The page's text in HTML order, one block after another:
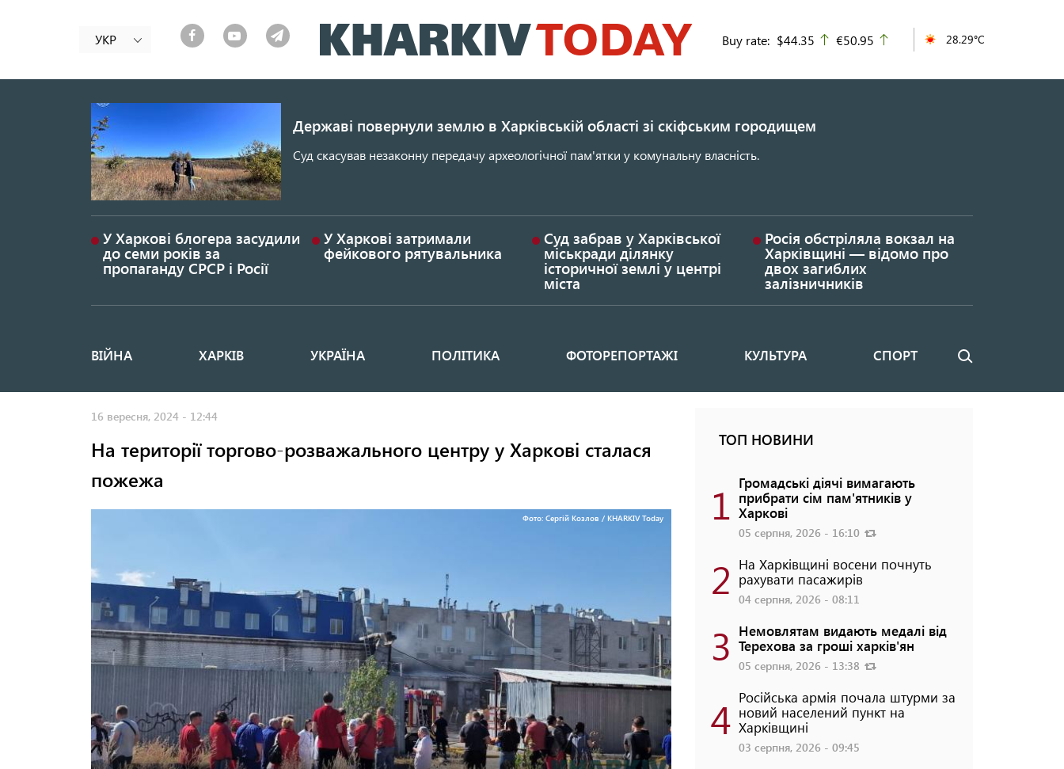
до
основного
УКР Buy rate: $44.35 up
€50.95 28.29°C
Державі повернули землю в Харківській області зі скіфським городищем
Суд скасував незаконну передачу археологічної пам'ятки у комунальну власність.
У Харкові блогера засудили
до семи років за
пропаганду СРСР і Росії
У Харкові затримали
фейкового рятувальника
Суд забрав у Харківської
міськради ділянку
історичної землі у центрі
міста
Росія обстріляла вокзал на
Харківщині — відомо про
двох загиблих
залізничників
Основная
ВІЙНА ХАРКІВ УКРАЇНА ПОЛІТИКА ФОТОРЕПОРТАЖІ КУЛЬТУРА СПОРТ Пошук
16 вересня, 2024 - 12:44
На території торгово-розважального центру у Харкові сталася
пожежа
Фото: Сергій Козлов / KHARKIV Today
ТОП НОВИНИ
1 Громадські діячі вимагають
прибрати сім пам'ятників у
Харкові
05 серпня, 2026 - 16:10
2 На Харківщині восени почнуть
рахувати пасажирів
04 серпня, 2026 - 08:11
3 Немовлятам видають медалі від
Терехова за гроші харків'ян
05 серпня, 2026 - 13:38
4 Російська армія почала штурми за
новий населений пункт на
Харківщині
03 серпня, 2026 - 09:45